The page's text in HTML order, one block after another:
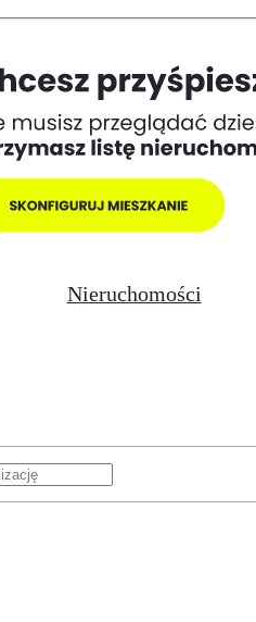
Nieruchomości